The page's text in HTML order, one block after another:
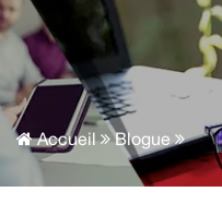
Accueil Blogue